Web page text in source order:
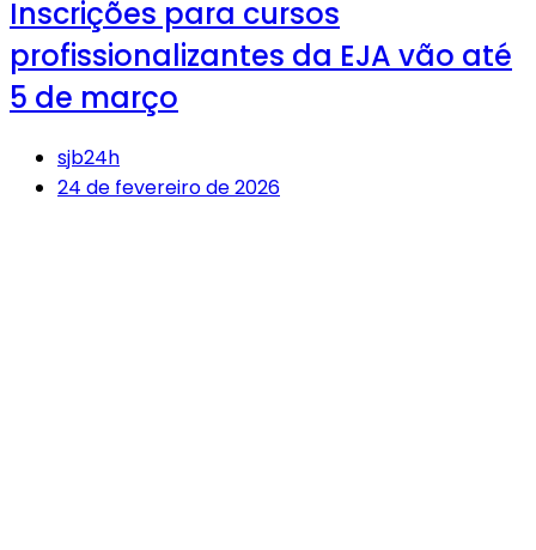
Inscrições para cursos
profissionalizantes da EJA vão até
5 de março
sjb24h
24 de fevereiro de 2026